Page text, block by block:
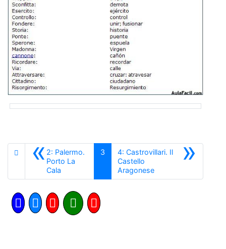
«2: Palermo.
Porto La
Cala
3 »
4: Castrovillari. Il
Castello
AragoneseSiguiente